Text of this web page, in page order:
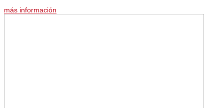
más información